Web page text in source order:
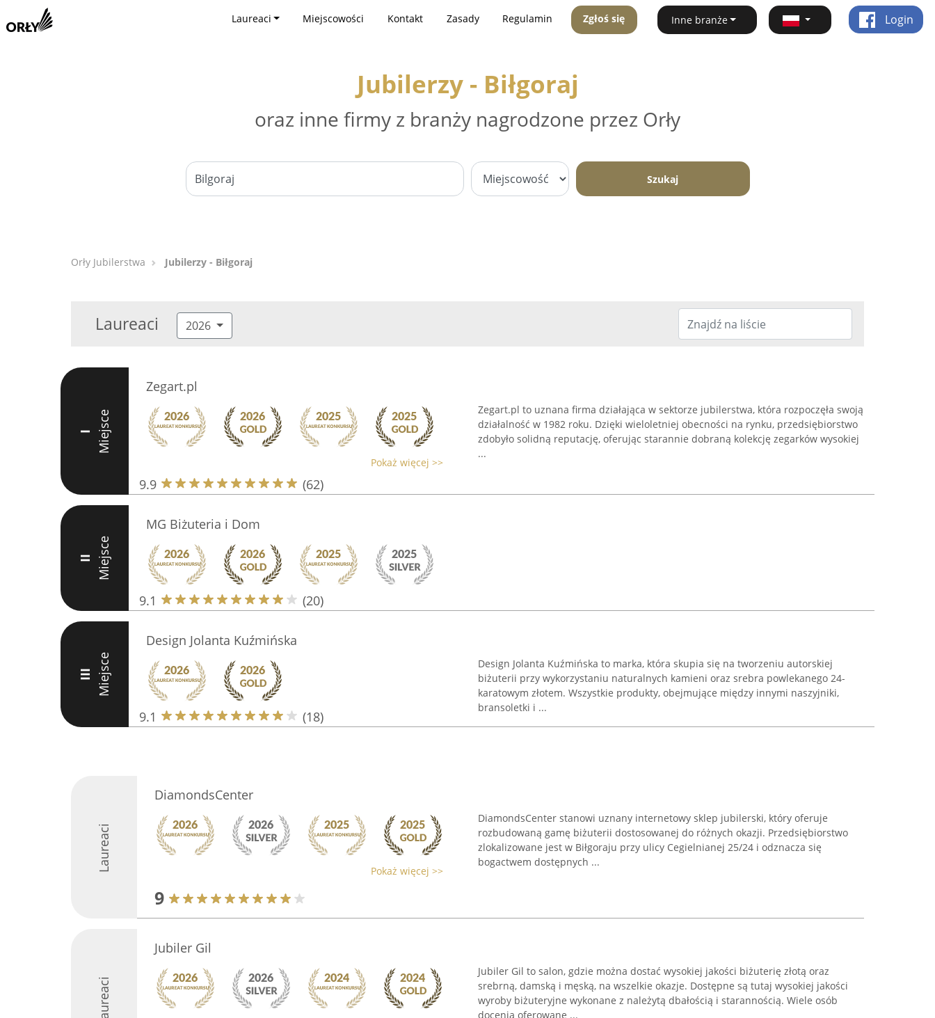
Laureaci Miejscowości Kontakt Zasady Regulamin Zgłoś się Inne branże Login
Jubilerzy - Biłgoraj
oraz inne firmy z branży nagrodzone przez Orły
Szukaj
Orły Jubilerstwa Jubilerzy - Biłgoraj
Laureaci 2026
I Miejsce
Zegart.pl
Pokaż więcej >>
9.9 (62)
Zegart.pl to uznana firma działająca w sektorze jubilerstwa, która rozpoczęła swoją
działalność w 1982 roku. Dzięki wieloletniej obecności na rynku, przedsiębiorstwo
zdobyło solidną reputację, oferując starannie dobraną kolekcję zegarków wysokiej
...
II Miejsce
MG Biżuteria i Dom
9.1 (20)
III Miejsce
Design Jolanta Kuźmińska
9.1 (18)
Design Jolanta Kuźmińska to marka, która skupia się na tworzeniu autorskiej
biżuterii przy wykorzystaniu naturalnych kamieni oraz srebra powlekanego 24-
karatowym złotem. Wszystkie produkty, obejmujące między innymi naszyjniki,
bransoletki i ...
Laureaci
DiamondsCenter
Pokaż więcej >>
9
DiamondsCenter stanowi uznany internetowy sklep jubilerski, który oferuje
rozbudowaną gamę biżuterii dostosowanej do różnych okazji. Przedsiębiorstwo
zlokalizowane jest w Biłgoraju przy ulicy Cegielnianej 25/24 i odznacza się
bogactwem dostępnych ...
Laureaci
Jubiler Gil
Jubiler Gil to salon, gdzie można dostać wysokiej jakości biżuterię złotą oraz
srebrną, damską i męską, na wszelkie okazje. Dostępne są tutaj wysokiej jakości
wyroby biżuteryjne wykonane z należytą dbałością i starannością. Wiele osób
docenia oferowane ...